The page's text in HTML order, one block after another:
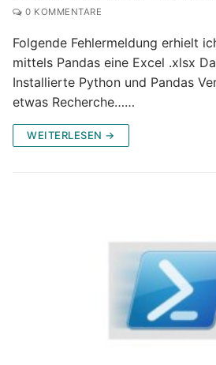
0 KOMMENTARE
Folgende Fehlermeldung erhielt
mittels Pandas eine Excel .xlsx
Installierte Python und Pandas
etwas Recherche……
WEITERLESEN →